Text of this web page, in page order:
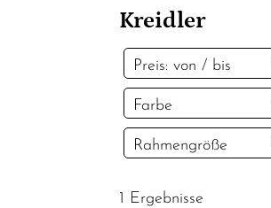
Kreidler
Preis: von / bis
Farbe
Silber
Rahmengröße
1 Ergebnisse